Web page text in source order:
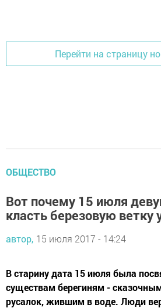
Перейти на страницу
ОБЩЕСТВО
Вот почему 15 июля
класть березовую ветку
автор, 15 июля 2017 - 14:24
В старину дата 15 июля была
существам берегиням -
русалок, жившим в воде. Люди